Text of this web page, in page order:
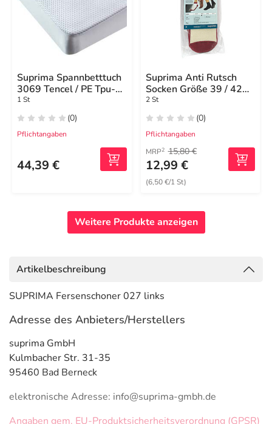
Suprima Spannbetttuch
3069 Tencel / PE Tpu-
beschich.
1 St
(0)
Pflichtangaben
44,39 €
Suprima Anti Rutsch
Socken Größe 39 / 42
bordeaux
2 St
(0)
Pflichtangaben
MRP2 15,80 €
12,99 €
(6,50 €/1 St)
Weitere Produkte anzeigen
Artikelbeschreibung
SUPRIMA Fersenschoner 027 links
Adresse des Anbieters/Herstellers
suprima GmbH
Kulmbacher Str. 31-35
95460 Bad Berneck
elektronische Adresse: info@suprima-gmbh.de
Angaben gem. EU-Produktsicherheitsverordnung (GPSR)